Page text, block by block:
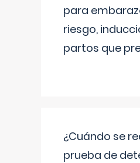
para
riesgo,
partos que
¿Cuándo se
prueba de